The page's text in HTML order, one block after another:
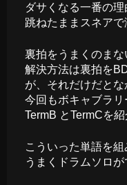
ダサくなる一番の理
跳ねたままスネア
裏拍をうまくのま
解決方法は裏拍を
が、それだけだと
今回もボキャブラリ
TermB とTermCを
こういった単語を
うまくドラムソロ